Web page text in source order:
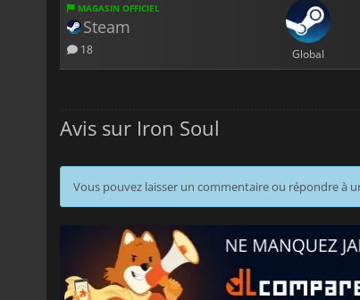
MAGASIN OFFICIEL
Steam
18 Global
Avis sur Iron Soul
Vous pouvez laisser un commentaire ou répondre à